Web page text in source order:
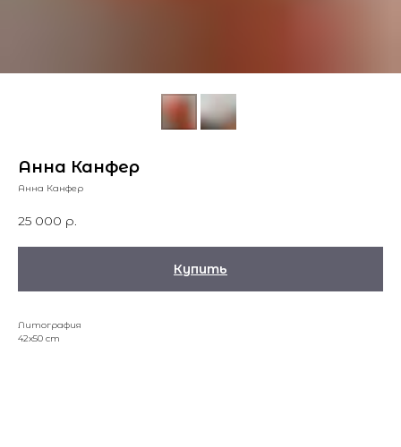
Анна Канфер
Анна Канфер
25 000 р.
Купить
Литография
42x50 cm